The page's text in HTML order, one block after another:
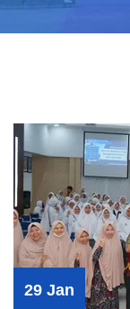
29 Jan